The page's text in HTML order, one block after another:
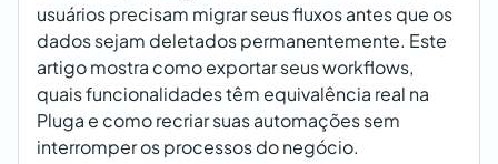
usuários precisam migrar seus fluxos antes que os
dados sejam deletados permanentemente. Este
artigo mostra como exportar seus workflows,
quais funcionalidades têm equivalência real na
Pluga e como recriar suas automações sem
interromper os processos do negócio.